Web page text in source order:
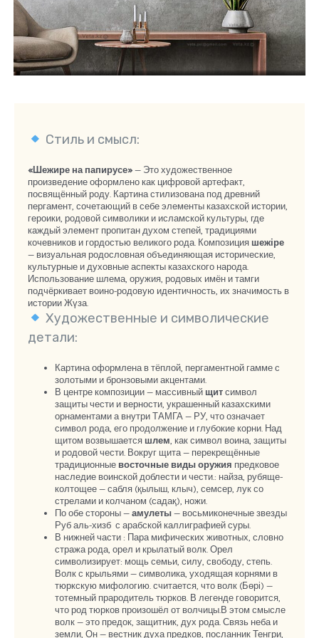
Стиль и смысл:
«Шежире на папирусе» — Это художественное
произведение оформлено как цифровой артефакт,
посвящённый роду. Картина стилизована под древний
пергамент, сочетающий в себе элементы казахской истории,
героики, родовой символики и исламской культуры, где
каждый элемент пропитан духом степей, традициями
кочевников и гордостью великого рода. Композиция шежіре
— визуальная родословная объединяющая исторические,
культурные и духовные аспекты казахского народа.
Использование шлема, оружия, родовых имён и тамги
подчёркивает воино-родовую идентичность, их значимость в
истории Жүза.
Художественные и символические
детали:
Картина оформлена в тёплой, пергаментной гамме с
золотыми и бронзовыми акцентами.
В центре композиции — массивный щитсимвол
защиты чести и верности, украшенный казахскими
орнаментами а внутри ТАМГА — РУ, что означает
символ рода, его продолжение и глубокие корни. Над
щитом возвышается шлем, как символ воина, защиты
и родовой чести. Вокруг щита — перекрещённые
традиционные восточные виды оружия предковое
наследие воинской доблести и чести.: найза, рубяще-
колтощее — сабля (қылыш, клыч), семсер, лук со
стрелами и колчаном (садақ), ножи.
По обе стороны —амулеты— восьмиконечные звезды
Руб аль-хизб с арабской каллиграфией суры.
В нижней части : Пара мифических животных, словно
стража рода, орел и крылатый волк. Орел
символизирует: мощь семьи, силу, свободу, степь.
Волк с крыльями — символика, уходящая корнями в
тюркскую мифологию. считается, что волк (Бөрі) —
тотемный прародитель тюрков. В легенде говорится,
что род тюрков произошёл от волчицы.В этом смысле
волк — это предок, защитник, дух рода. Связь неба и
земли, Он — вестник духа предков, посланник Тенгри,